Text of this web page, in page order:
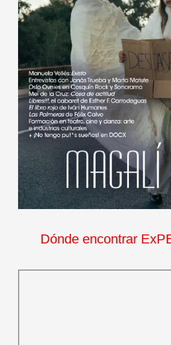
Dónde encontrar